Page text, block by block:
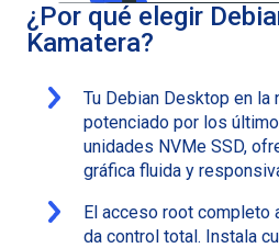
¿Por qué elegir
Kamatera?
Tu Debian Desktop en la
potenciado por los
unidades NVMe SSD,
gráfica fluida y
El acceso root completo
da control total. Instala